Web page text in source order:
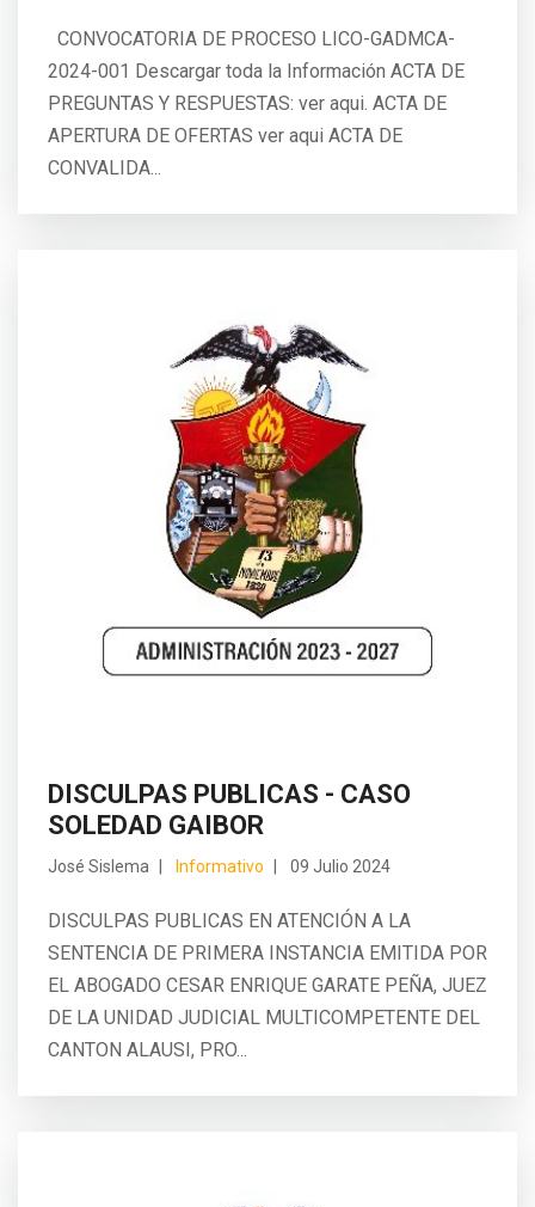
CONVOCATORIA DE PROCESO LICO-GADMCA-
2024-001 Descargar toda la Información ACTA DE
PREGUNTAS Y RESPUESTAS: ver aqui. ACTA DE
APERTURA DE OFERTAS ver aqui ACTA DE
CONVALIDA...
DISCULPAS PUBLICAS - CASO
SOLEDAD GAIBOR
José Sislema Informativo 09 Julio 2024
DISCULPAS PUBLICAS EN ATENCIÓN A LA
SENTENCIA DE PRIMERA INSTANCIA EMITIDA POR
EL ABOGADO CESAR ENRIQUE GARATE PEÑA, JUEZ
DE LA UNIDAD JUDICIAL MULTICOMPETENTE DEL
CANTON ALAUSI, PRO...